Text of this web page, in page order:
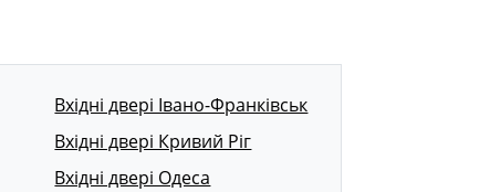
Вхідні двері Івано-Франківськ
Вхідні двері Кривий Ріг
Вхідні двері Одеса